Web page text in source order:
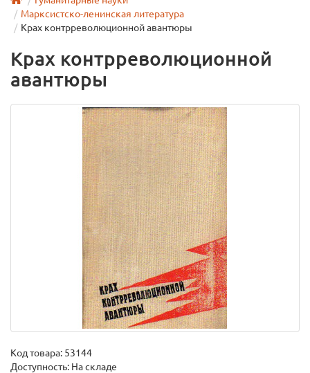
Марксистско-ленинская литература
Крах контрреволюционной авантюры
Крах контрреволюционной
авантюры
Код товара: 53144
Доступность: На складе